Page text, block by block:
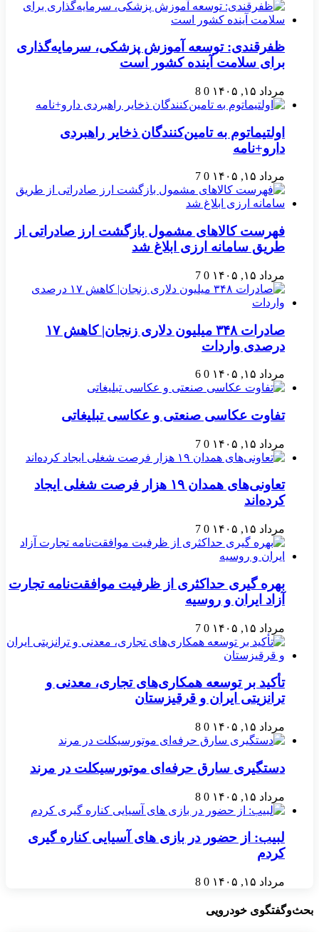
ظفرقندی: توسعه آموزش پزشکی، سرمایه‌گذاری
برای سلامت آینده کشور است
مرداد ۱۵, ۱۴۰۵ 0
8
اولتیماتوم به تامین‌کنندگان ذخایر راهبردی
دارو+نامه
مرداد ۱۵, ۱۴۰۵ 0
7
فهرست کالاهای مشمول بازگشت ارز صادراتی از
طریق سامانه ارزی ابلاغ شد
مرداد ۱۵, ۱۴۰۵ 0
7
صادرات ۳۴۸ میلیون دلاری زنجان| ‌کاهش ۱۷
درصدی واردات
مرداد ۱۵, ۱۴۰۵ 0
6
تفاوت عکاسی صنعتی و عکاسی تبلیغاتی
مرداد ۱۵, ۱۴۰۵ 0
7
تعاونی‌های همدان ۱۹ هزار فرصت شغلی ایجاد
کرده‌اند
مرداد ۱۵, ۱۴۰۵ 0
7
بهره گیری حداکثری از ظرفیت موافقت‌نامه تجارت
آزاد ایران و روسیه
مرداد ۱۵, ۱۴۰۵ 0
7
تأکید بر توسعه همکاری‌های تجاری، معدنی و
ترانزیتی ایران و قرقیزستان
مرداد ۱۵, ۱۴۰۵ 0
8
دستگیری سارق حرفه‌ای موتورسیکلت در مرند
مرداد ۱۵, ۱۴۰۵ 0
8
لبیب: از حضور در بازی های آسیایی کناره گیری
کردم
مرداد ۱۵, ۱۴۰۵ 0
8
بحث‌وگفتگوی خودرویی